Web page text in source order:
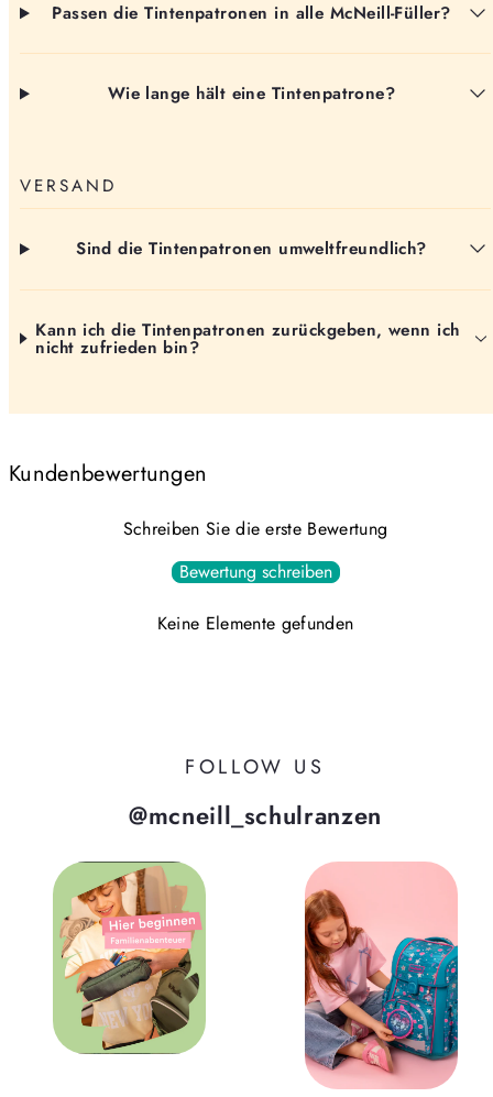
Passen die Tintenpatronen in alle McNeill-Füller?
Wie lange hält eine Tintenpatrone?
VERSAND
Sind die Tintenpatronen umweltfreundlich?
Kann ich die Tintenpatronen zurückgeben, wenn ich
nicht zufrieden bin?
Kundenbewertungen
Schreiben Sie die erste Bewertung
Bewertung schreiben
Keine Elemente gefunden
FOLLOW US
@mcneill_schulranzen